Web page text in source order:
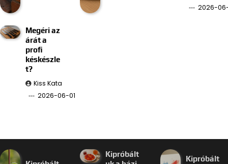
2026-
Megéri az
árát a
profi
késkészle
t?
Kiss Kata
2026-06-01
Kipróbált
Kipróbált